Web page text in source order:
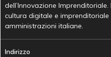
dell’Innovazione
cultura digitale e imprenditoriale
amministrazioni italiane.
Indirizzo